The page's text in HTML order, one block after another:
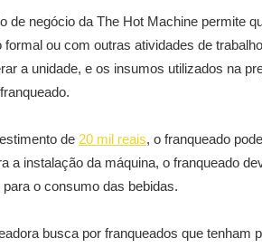
de negócio da The Hot Machine permite
formal ou com outras atividades de
a unidade, e os insumos utilizados na
de 20 mil reais, o franqueado
a instalação da máquina, o franqueado
o consumo das bebidas.
busca por franqueados que